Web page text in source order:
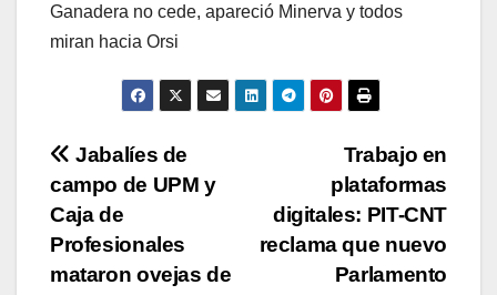
Ganadera no cede, apareció Minerva y todos
miran hacia Orsi
Navegación
de
entradas
Trabajo en
plataformas
digitales: PIT-CNT
reclama que nuevo
Parlamento
Jabalíes de
campo de UPM y
Caja de
Profesionales
mataron ovejas de